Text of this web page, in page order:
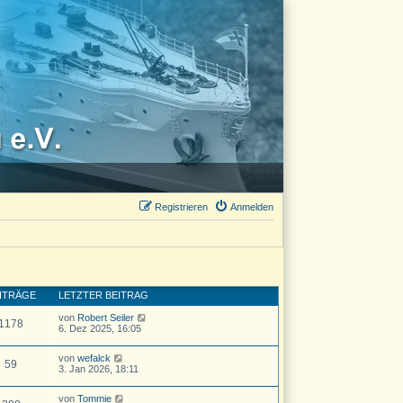
Anmelden
Registrieren
LETZTER BEITRAG
1178 von Robert Seiler
e
6. Dez 2025, 16:05
59 von wefalck
e
e
3. Jan 2026, 18:11
von Tommie